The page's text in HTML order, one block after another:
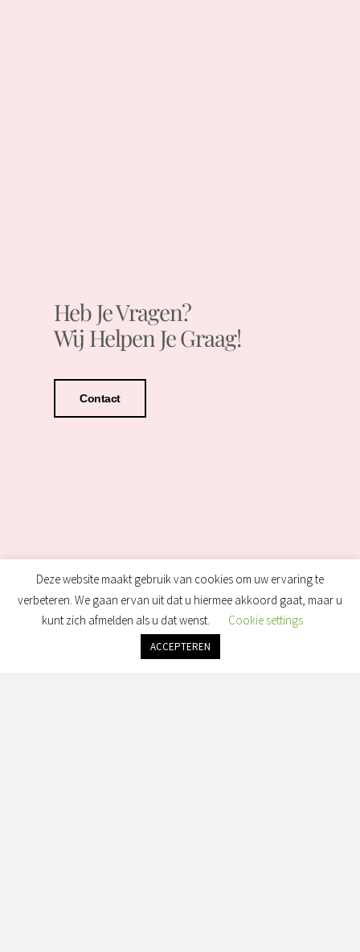
Heb Je Vragen?
Wij Helpen Je Graag!
Contact
Deze website maakt gebruik van cookies om uw ervaring te
verbeteren. We gaan ervan uit dat u hiermee akkoord gaat, maar u
kunt zich afmelden als u dat wenst.
Cookie settings
ACCEPTEREN